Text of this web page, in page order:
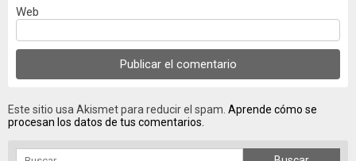
Web
Este sitio usa Akismet para reducir el spam. Aprende cómo se
procesan los datos de tus comentarios.